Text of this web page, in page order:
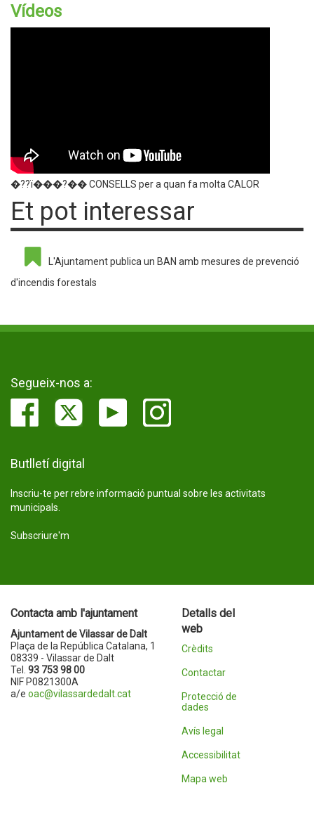
Vídeos
�??ï���?�� CONSELLS per a quan fa molta CALOR
Et pot interessar
L'Ajuntament publica un BAN amb mesures de prevenció
d'incendis forestals
Segueix-nos a:
Butlletí digital
Inscriu-te per rebre informació puntual sobre les activitats
municipals.
Subscriure'm
Contacta amb l'ajuntament
Ajuntament de Vilassar de Dalt
Plaça de la República Catalana, 1
08339 - Vilassar de Dalt
Tel. 93 753 98 00
NIF P0821300A
a/e oac@vilassardedalt.cat
Detalls del
web
Crèdits
Contactar
Protecció de
dades
Avís legal
Accessibilitat
Mapa web